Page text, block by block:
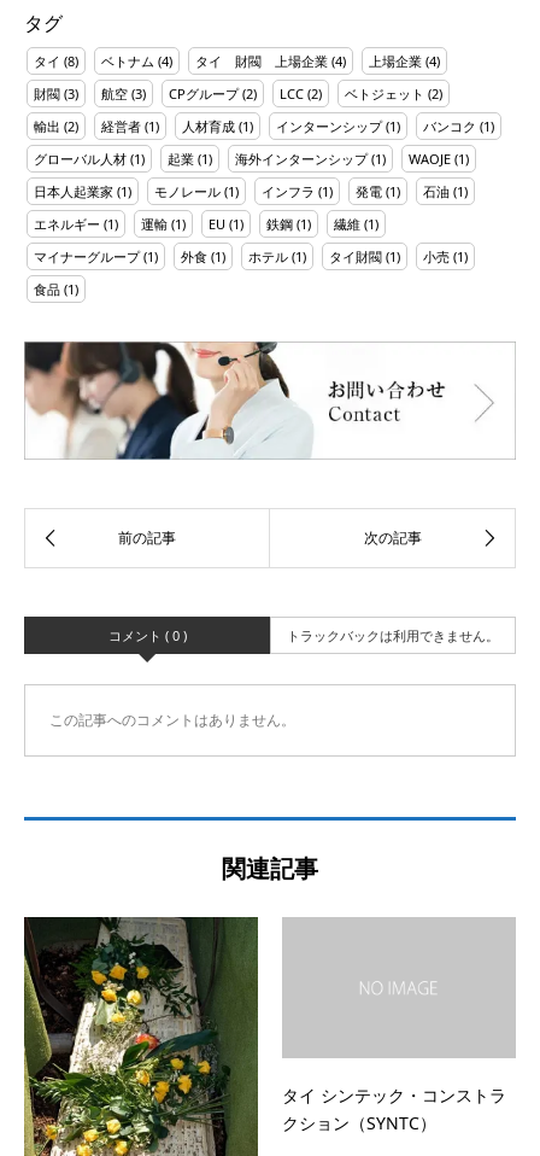
タグ
タイ (8) ベトナム (4) タイ 財閥 上場企業 (4) 上場企業 (4)
財閥 (3) 航空 (3) CPグループ(2) LCC (2) ベトジェット (2)
輸出 (2) 経営者 (1) 人材育成 (1) インターンシップ(1) バンコク (1)
グローバル人材 (1) 起業 (1) 海外インターンシップ(1) WAOJE (1)
日本人起業家 (1) モノレール (1) インフラ (1) 発電 (1) 石油 (1)
エネルギー (1) 運輸 (1) EU (1) 鉄鋼 (1) 繊維 (1)
マイナーグループ(1) 外食 (1) ホテル (1) タイ財閥 (1) 小売 (1)
食品 (1)
コメント ( 0 ) トラックバックは利用できません。
この記事へのコメントはありません。
関連記事
タイ シンテック・コンストラ
クション（SYNTC）